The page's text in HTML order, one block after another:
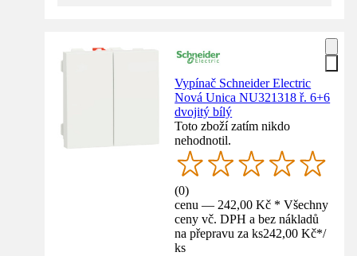
Vypínač Schneider Electric
Nová Unica NU321318 ř. 6+6
dvojitý bílý
Toto zboží zatím nikdo
nehodnotil.
(0)
cenu — 242,00 Kč * Všechny
ceny vč. DPH a bez nákladů
na přepravu za ks242,00 Kč*/
ks